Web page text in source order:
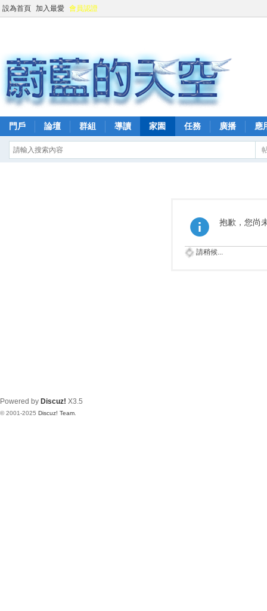
設為首頁 加入最愛 會員認證
門戶 論壇 群組 導讀 家園 任務 廣播 應
抱歉，您尚
請稍候...
Powered by Discuz! X3.5
© 2001-2025 Discuz! Team